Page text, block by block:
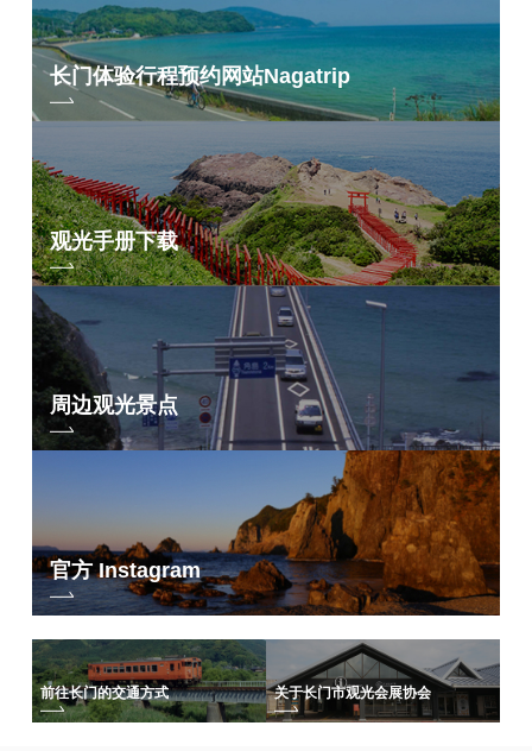
长门体验行程预约网站Nagatrip
观光手册下载
周边观光景点
官方 Instagram
前往长门的交通方式 关于长门市观光会展协会